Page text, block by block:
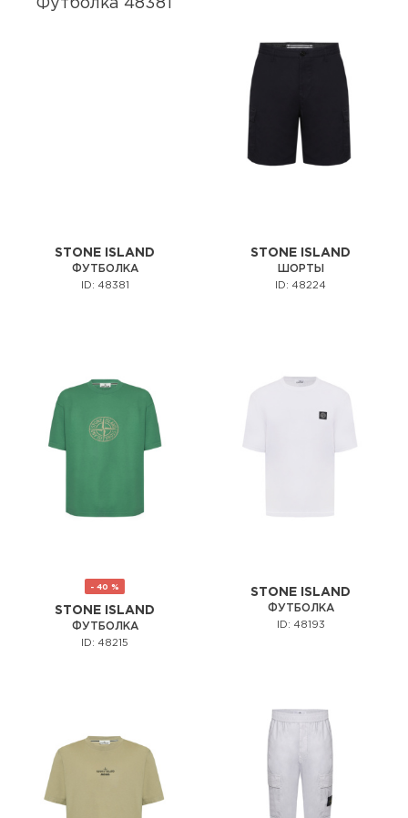
STONE ISLAND
ФУТБОЛКА
ID: 48381
STONE ISLAND
ШОРТЫ
ID: 48224
- 40 %
STONE ISLAND
ФУТБОЛКА
ID: 48215
STONE ISLAND
ФУТБОЛКА
ID: 48193